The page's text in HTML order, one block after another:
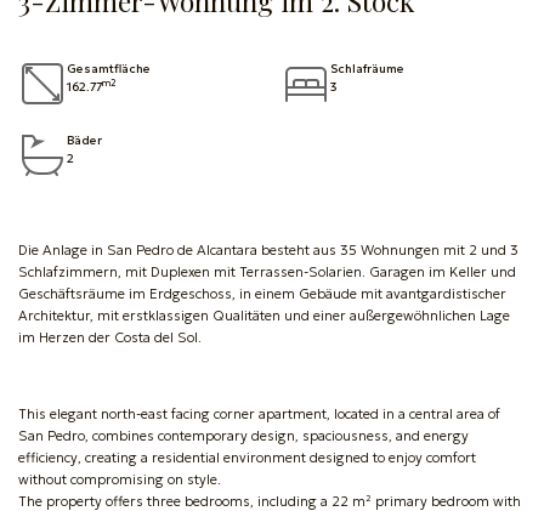
Gesamtfläche
162.77m2
Schlafräume
3
Bäder
2
Die Anlage in San Pedro de Alcantara besteht aus 35 Wohnungen mit 2 und 3
Schlafzimmern, mit Duplexen mit Terrassen-Solarien. Garagen im Keller und
Geschäftsräume im Erdgeschoss, in einem Gebäude mit avantgardistischer
Architektur, mit erstklassigen Qualitäten und einer außergewöhnlichen Lage
im Herzen der Costa del Sol.
This elegant north-east facing corner apartment, located in a central area of
San Pedro, combines contemporary design, spaciousness, and energy
efficiency, creating a residential environment designed to enjoy comfort
without compromising on style.
The property offers three bedrooms, including a 22 m² primary bedroom with